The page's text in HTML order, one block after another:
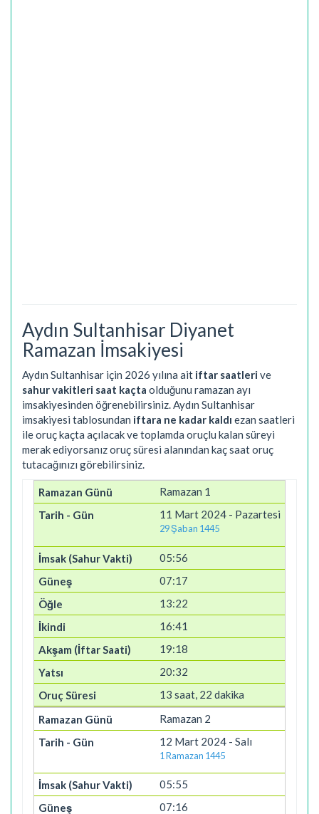
Aydın Sultanhisar Diyanet
Ramazan İmsakiyesi
Aydın Sultanhisar için 2026 yılına ait iftar saatlerive
sahur vakitleri saat kaçta olduğunu ramazan ayı
imsakiyesinden öğrenebilirsiniz. Aydın Sultanhisar
imsakiyesi tablosundan iftara ne kadar kaldı ezan saatleri
ile oruç kaçta açılacak ve toplamda oruçlu kalan süreyi
merak ediyorsanız oruç süresi alanından kaç saat oruç
tutacağınızı görebilirsiniz.
Ramazan 1
11 Mart 2024 - Pazartesi
29 Şaban 1445
05:56
07:17
13:22
16:41
19:18
20:32
13 saat, 22 dakika
Ramazan 2
12 Mart 2024 - Salı
1 Ramazan 1445
05:55
07:16